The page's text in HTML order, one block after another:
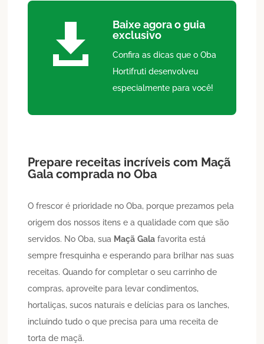

Baixe agora o guia
exclusivo
Confira as dicas que o Oba
Hortifruti desenvolveu
especialmente para você!
Prepare receitas incríveis com Maçã
Gala comprada no Oba
O frescor é prioridade no Oba, porque prezamos pela
origem dos nossos itens e a qualidade com que são
servidos. No Oba, sua Maçã Gala favorita está
sempre fresquinha e esperando para brilhar nas suas
receitas. Quando for completar o seu carrinho de
compras, aproveite para levar condimentos,
hortaliças, sucos naturais e delícias para os lanches,
incluindo tudo o que precisa para uma receita de
torta de maçã.